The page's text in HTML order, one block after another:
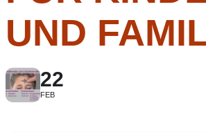
UND
22
FEB